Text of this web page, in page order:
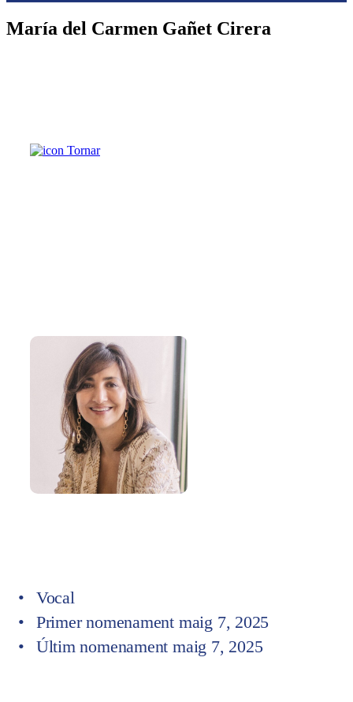
María del Carmen Gañet Cirera
Tornar
Vocal
Primer nomenament maig 7, 2025
Últim nomenament maig 7, 2025